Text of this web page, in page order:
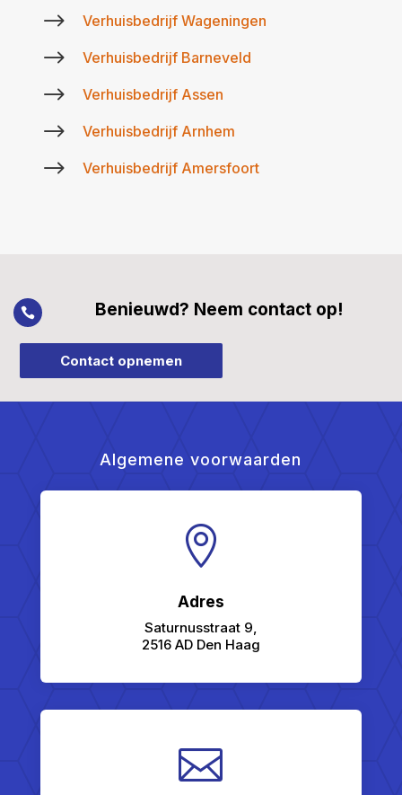
$ Verhuisbedrijf Wageningen
$ Verhuisbedrijf Barneveld
$ Verhuisbedrijf Assen
$ Verhuisbedrijf Arnhem
$ Verhuisbedrijf Amersfoort
 Benieuwd? Neem contact op!
Contact opnemen
Algemene voorwaarden

Adres
Saturnusstraat 9,
2516 AD Den Haag
